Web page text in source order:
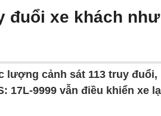
đuổi xe khách
lượng cảnh sát 113 truy đuổi,
17L-9999 vẫn điều khiển xe